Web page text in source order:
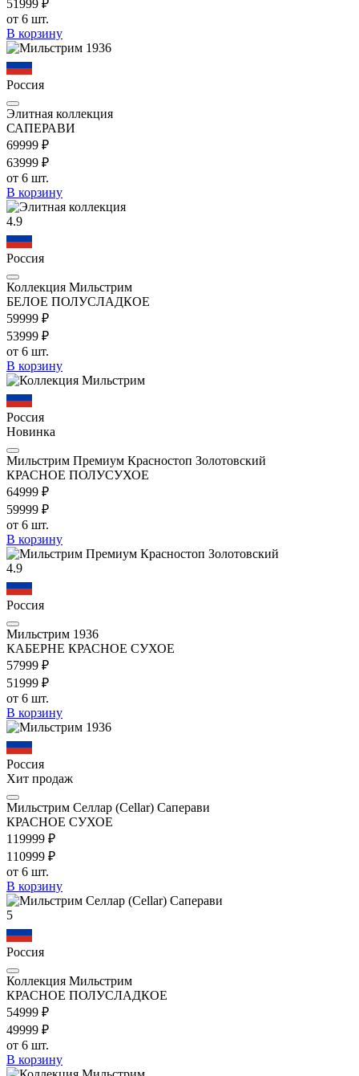
51999 ₽
от 6 шт.
В корзину
Россия
Элитная коллекция
САПЕРАВИ
69999 ₽
63999 ₽
от 6 шт.
В корзину
4.9
Россия
Коллекция Мильстрим
БЕЛОЕ ПОЛУСЛАДКОЕ
59999 ₽
53999 ₽
от 6 шт.
В корзину
Россия
Новинка
Мильстрим Премиум Красностоп Золотовский
КРАСНОЕ ПОЛУСУХОЕ
64999 ₽
59999 ₽
от 6 шт.
В корзину
4.9
Россия
Мильстрим 1936
КАБЕРНЕ КРАСНОЕ СУХОЕ
57999 ₽
51999 ₽
от 6 шт.
В корзину
Россия
Хит продаж
Мильстрим Селлар (Cellar) Саперави
КРАСНОЕ СУХОЕ
119999 ₽
110999 ₽
от 6 шт.
В корзину
5
Россия
Коллекция Мильстрим
КРАСНОЕ ПОЛУСЛАДКОЕ
54999 ₽
49999 ₽
от 6 шт.
В корзину